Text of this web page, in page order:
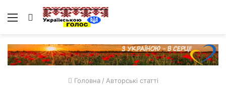
Меню Пошук
Головна / Авторські статті